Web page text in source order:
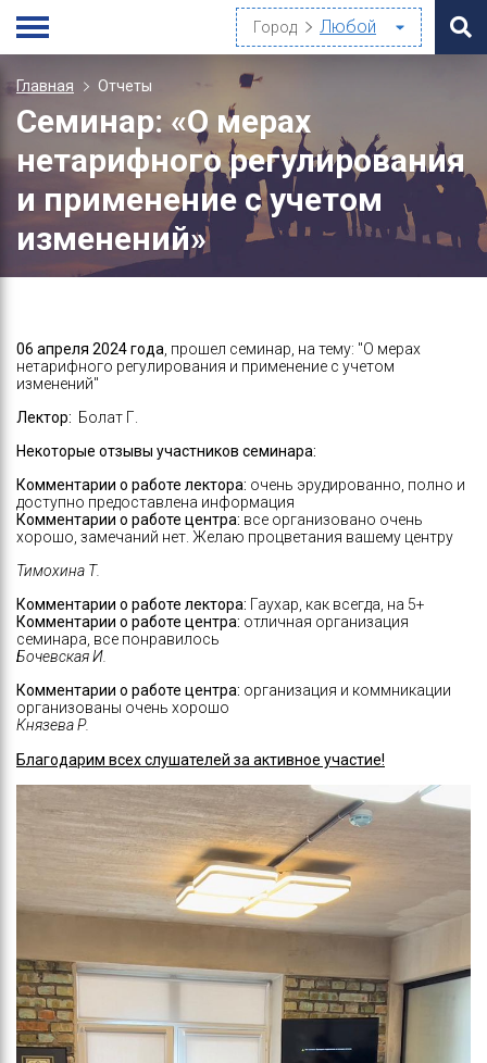
Город
Главная Отчеты
Семинар: «О мерах
нетарифного регулирования
и применение с учетом
изменений»
06 апреля 2024 года , прошел семинар, на тему: "О мерах
нетарифного регулирования и применение с учетом
изменений"
Лектор: Болат Г.
Некоторые отзывы участников семинара:
Комментарии о работе лектора: очень эрудированно, полно и
доступно предоставлена информация
Комментарии о работе центра: все организовано очень
хорошо, замечаний нет. Желаю процветания вашему центру
Тимохина Т.
Комментарии о работе лектора: Гаухар, как всегда, на 5+
Комментарии о работе центра: отличная организация
семинара, все понравилось
Бочевская И.
Комментарии о работе центра: организация и коммникации
организованы очень хорошо
Князева Р.
Благодарим всех слушателей за активное участие!